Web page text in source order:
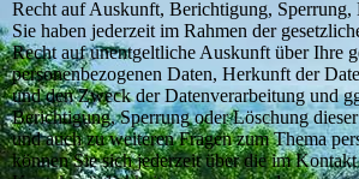
Recht auf Auskunft, Berichtigung, Sperrung,
Sie haben jederzeit im Rahmen der
Recht auf unentgeltliche Auskunft über Ihre
personenbezogenen Daten, Herkunft der
und den Zweck der Datenverarbeitung und
Berichtigung, Sperrung oder Löschung
und auch zu weiteren Fragen zum Thema
können Sie sich jederzeit über die im